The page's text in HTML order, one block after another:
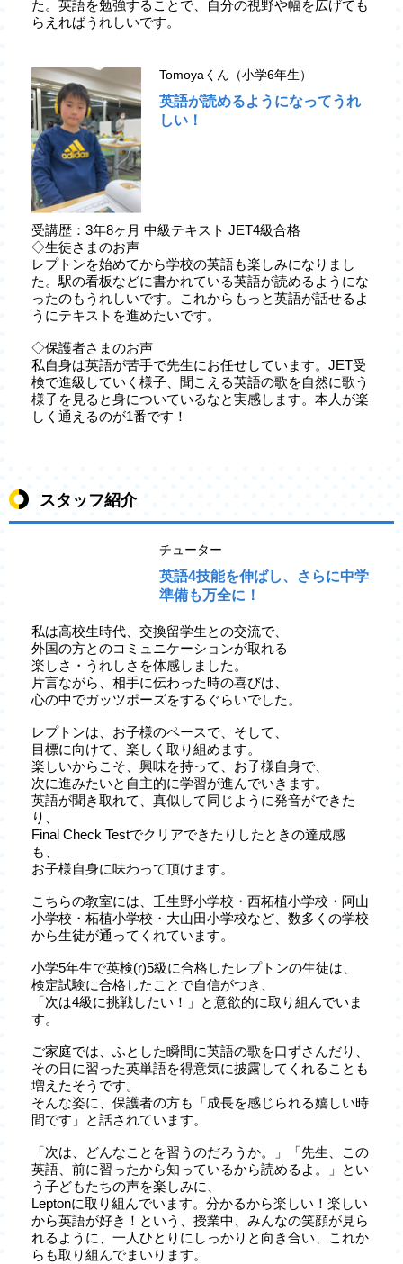
た。英語を勉強することで、自分の視野や幅を広げても
らえればうれしいです。
Tomoyaくん（小学6年生）
英語が読めるようになってうれ
しい！
受講歴：3年8ヶ月 中級テキスト JET4級合格
◇生徒さまのお声
レプトンを始めてから学校の英語も楽しみになりまし
た。駅の看板などに書かれている英語が読めるようにな
ったのもうれしいです。これからもっと英語が話せるよ
うにテキストを進めたいです。
◇保護者さまのお声
私自身は英語が苦手で先生にお任せしています。JET受
検で進級していく様子、聞こえる英語の歌を自然に歌う
様子を見ると身についているなと実感します。本人が楽
しく通えるのが1番です！
スタッフ紹介
チューター
英語4技能を伸ばし、さらに中学
準備も万全に！
私は高校生時代、交換留学生との交流で、
外国の方とのコミュニケーションが取れる
楽しさ・うれしさを体感しました。
片言ながら、相手に伝わった時の喜びは、
心の中でガッツポーズをするぐらいでした。
レプトンは、お子様のペースで、そして、
目標に向けて、楽しく取り組めます。
楽しいからこそ、興味を持って、お子様自身で、
次に進みたいと自主的に学習が進んでいきます。
英語が聞き取れて、真似して同じように発音ができた
り、
Final Check Testでクリアできたりしたときの達成感
も、
お子様自身に味わって頂けます。
こちらの教室には、壬生野小学校・西柘植小学校・阿山
小学校・柘植小学校・大山田小学校など、数多くの学校
から生徒が通ってくれています。
小学5年生で英検(r)5級に合格したレプトンの生徒は、
検定試験に合格したことで自信がつき、
「次は4級に挑戦したい！」と意欲的に取り組んでいま
す。
ご家庭では、ふとした瞬間に英語の歌を口ずさんだり、
その日に習った英単語を得意気に披露してくれることも
増えたそうです。
そんな姿に、保護者の方も「成長を感じられる嬉しい時
間です」と話されています。
「次は、どんなことを習うのだろうか。」「先生、この
英語、前に習ったから知っているから読めるよ。」とい
う子どもたちの声を楽しみに、
Leptonに取り組んでいます。分かるから楽しい！楽しい
から英語が好き！という、授業中、みんなの笑顔が見ら
れるように、一人ひとりにしっかりと向き合い、これか
らも取り組んでまいります。